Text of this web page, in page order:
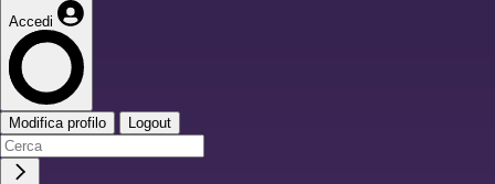
Accedi
Modifica profilo Logout